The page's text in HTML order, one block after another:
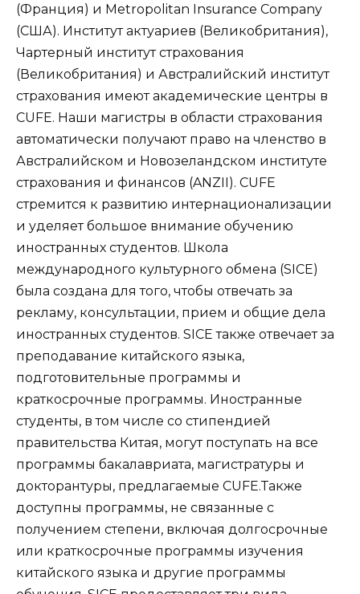
(Франция) и Metropolitan Insurance Company
(США). Институт актуариев (Великобритания),
Чартерный институт страхования
(Великобритания) и Австралийский институт
страхования имеют академические центры в
CUFE. Наши магистры в области страхования
автоматически получают право на членство в
Австралийском и Новозеландском институте
страхования и финансов (ANZII). CUFE
стремится к развитию интернационализации
и уделяет большое внимание обучению
иностранных студентов. Школа
международного культурного обмена (SICE)
была создана для того, чтобы отвечать за
рекламу, консультации, прием и общие дела
иностранных студентов. SICE также отвечает за
преподавание китайского языка,
подготовительные программы и
краткосрочные программы. Иностранные
студенты, в том числе со стипендией
правительства Китая, могут поступать на все
программы бакалавриата, магистратуры и
докторантуры, предлагаемые CUFE.Также
доступны программы, не связанные с
получением степени, включая долгосрочные
или краткосрочные программы изучения
китайского языка и другие программы